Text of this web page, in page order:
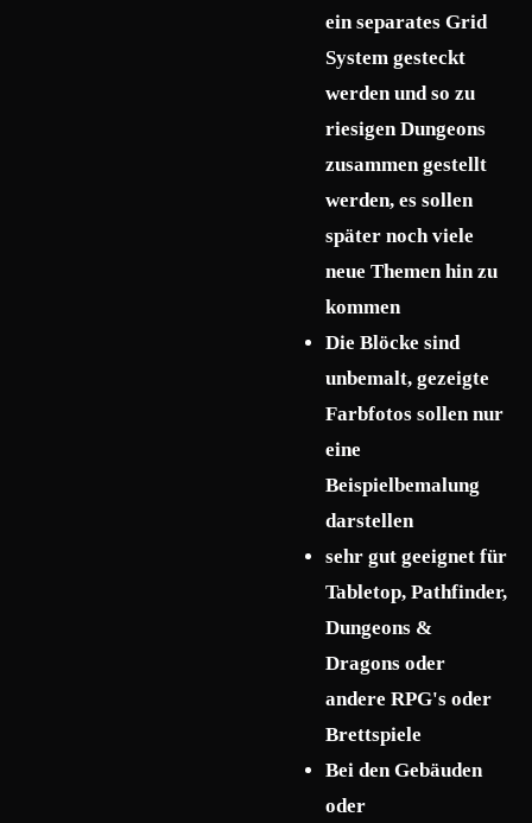
ein separates Grid
System gesteckt
werden und so zu
riesigen Dungeons
zusammen gestellt
werden, es sollen
später noch viele
neue Themen hin zu
kommen
Die Blöcke sind
unbemalt, gezeigte
Farbfotos sollen nur
eine
Beispielbemalung
darstellen
sehr gut geeignet für
Tabletop, Pathfinder,
Dungeons &
Dragons oder
andere RPG's oder
Brettspiele
Bei den Gebäuden
oder